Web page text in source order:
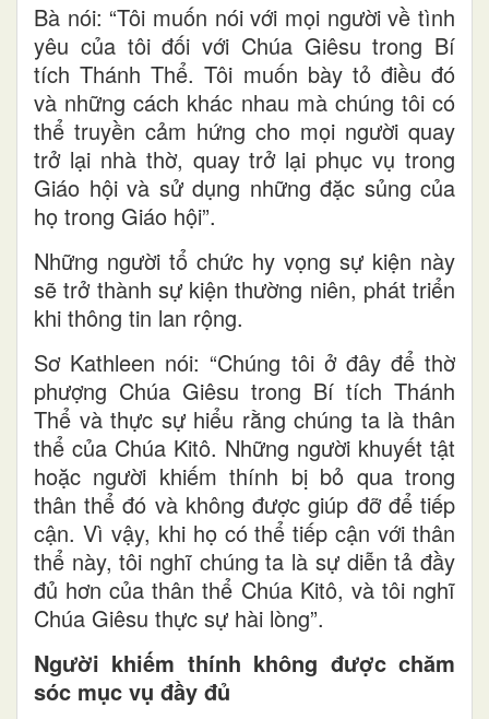
Bà nói: “Tôi muốn nói với mọi người về tình
yêu của tôi đối với Chúa Giêsu trong Bí
tích Thánh Thể. Tôi muốn bày tỏ điều đó
và những cách khác nhau mà chúng tôi có
thể truyền cảm hứng cho mọi người quay
trở lại nhà thờ, quay trở lại phục vụ trong
Giáo hội và sử dụng những đặc sủng của
họ trong Giáo hội”.
Những người tổ chức hy vọng sự kiện này
sẽ trở thành sự kiện thường niên, phát triển
khi thông tin lan rộng.
Sơ Kathleen nói: “Chúng tôi ở đây để thờ
phượng Chúa Giêsu trong Bí tích Thánh
Thể và thực sự hiểu rằng chúng ta là thân
thể của Chúa Kitô. Những người khuyết tật
hoặc người khiếm thính bị bỏ qua trong
thân thể đó và không được giúp đỡ để tiếp
cận. Vì vậy, khi họ có thể tiếp cận với thân
thể này, tôi nghĩ chúng ta là sự diễn tả đầy
đủ hơn của thân thể Chúa Kitô, và tôi nghĩ
Chúa Giêsu thực sự hài lòng”.
Người khiếm thính không được chăm
sóc mục vụ đầy đủ